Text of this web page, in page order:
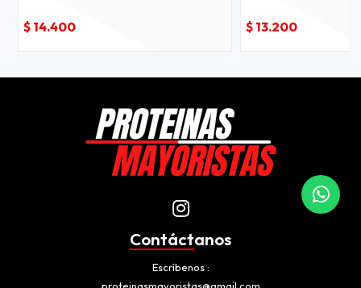
$ 14.400 $ 13.200
Contáctanos
Escríbenos
proteinasmayoristas@gmail.com